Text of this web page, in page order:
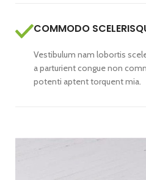
COMMODO
Vestibulum nam lobortis
a parturient congue non
potenti aptent torquent mia.